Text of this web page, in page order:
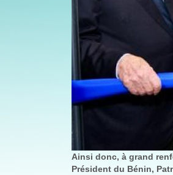
Ainsi donc, à grand
Président du Bénin,